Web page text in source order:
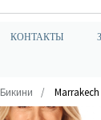
КОНТАКТЫ
Бикини